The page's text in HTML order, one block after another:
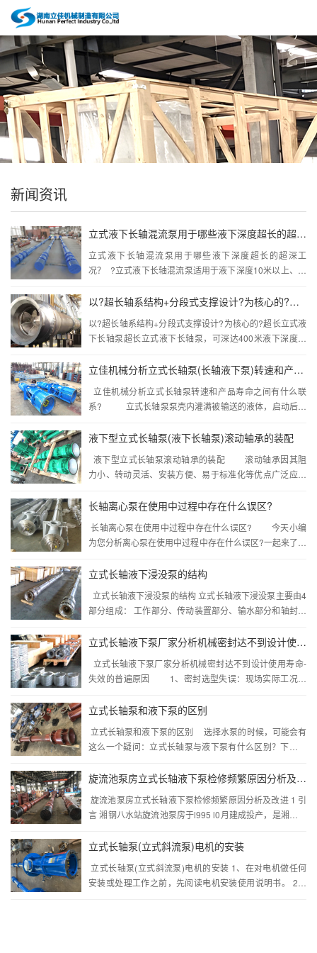
新闻资讯
立式液下长轴混流泵用于哪些液下深度超长的超深工况？
立式液下长轴混流泵用于哪些液下深度超长的超深工
况？ ?立式液下长轴混流泵适用于液下深度10米以上、最
矿山排水、深井取水、城市引...···
以?超长轴系结构+分段式支撑设计?为核心的?超长立式液下长轴泵
以?超长轴系结构+分段式支撑设计?为核心的?超长立式液
下长轴泵超长立式液下长轴泵，可深达400米液下深度的
40MPa，扬程450m，专为深海采矿与超深...···
立佳机械分析立式长轴泵(长轴液下泵)转速和产品寿命之间有什么联系?
立佳机械分析立式长轴泵转速和产品寿命之间有什么联
系? 立式长轴泵泵壳内灌满被输送的液体，启动后，
在离心力的作用下...···
液下型立式长轴泵(液下长轴泵)滚动轴承的装配
液下型立式长轴泵滚动轴承的装配 滚动轴承因其阻
力小、转动灵活、安装方便、易于标准化等优点广泛应用
泵滚动轴承的装配方法及注...···
长轴离心泵在使用中过程中存在什么误区?
长轴离心泵在使用中过程中存在什么误区? 今天小编
为您分析离心泵在使用中过程中存在什么误区?一起来了解
抽水扬程越低，电机负荷越...···
立式长轴液下浸没泵的结构
立式长轴液下浸没泵的结构 立式长轴液下浸没泵主要由4
部分组成： 工作部分、传动装置部分、输水部分和轴封部
立式长轴液下泵厂家分析机械密封达不到设计使用寿命-失效的普遍原因
立式长轴液下泵厂家分析机械密封达不到设计使用寿命-
失效的普遍原因 1、密封选型失误：现场实际工况与
效。 解决措施：...···
立式长轴泵和液下泵的区别
立式长轴泵和液下泵的区别 选择水泵的时候，可能会有
这么一个疑问：立式长轴泵与液下泵有什么区别？下面就
同...···
旋流池泵房立式长轴液下泵检修频繁原因分析及改进
旋流池泵房立式长轴液下泵检修频繁原因分析及改进 1 引
言 湘钢八水站旋流池泵房于l995 l0月建成投产，是湘钢高
回水处理...···
立式长轴泵(立式斜流泵)电机的安装
立式长轴泵(立式斜流泵)电机的安装 1、在对电机做任何
安装或处理工作之前，先阅读电机安装使用说明书。 2、